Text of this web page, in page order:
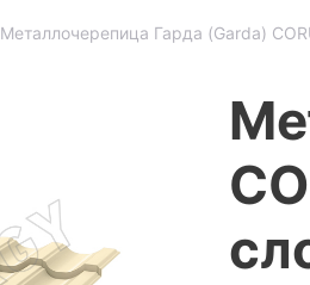
Металлочерепица Гарда (Garda)